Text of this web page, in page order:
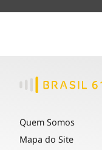
Quem Somos
Mapa do Site